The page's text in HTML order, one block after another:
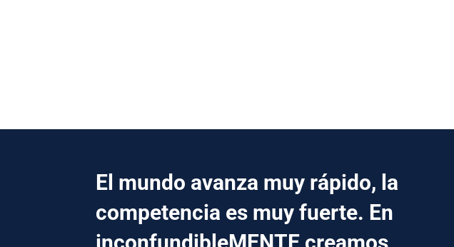
El mundo avanza muy rápido, la
competencia es muy fuerte. En
inconfundibleMENTE creamos